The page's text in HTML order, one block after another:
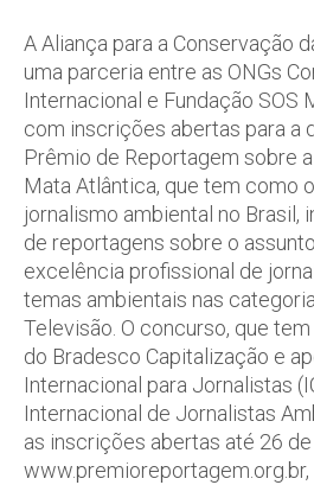
A Aliança para a Conservação
uma parceria entre as ONGs
Internacional e Fundação SOS
com inscrições abertas para a
Prêmio de Reportagem sobre
Mata Atlântica, que tem como
jornalismo ambiental no Brasil,
de reportagens sobre o
excelência profissional de
temas ambientais nas
Televisão. O concurso, que
do Bradesco Capitalização e
Internacional para Jornalistas
Internacional de Jornalistas
as inscrições abertas até 26